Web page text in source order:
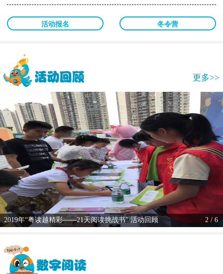
活动报名 冬令营
更多>>
2019年“粤读越精彩——21天阅读挑战书” 活动回顾 2 / 6